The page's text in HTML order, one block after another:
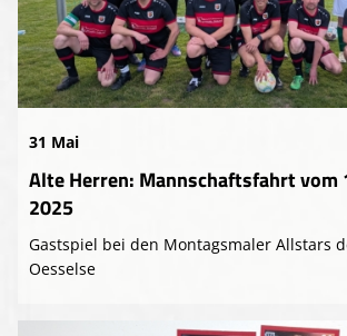
31 Mai
Alte Herren: Mannschaftsfahrt vom
2025
Gastspiel bei den Montagsmaler Allstars
Oesselse